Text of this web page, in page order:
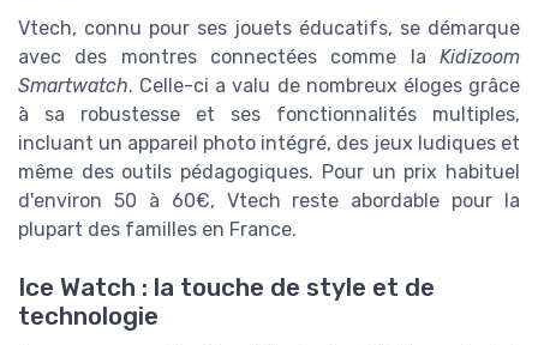
Vtech, connu pour ses jouets éducatifs, se démarque
avec des montres connectées comme la Kidizoom
Smartwatch. Celle-ci a valu de nombreux éloges grâce
à sa robustesse et ses fonctionnalités multiples,
incluant un appareil photo intégré, des jeux ludiques et
même des outils pédagogiques. Pour un prix habituel
d'environ 50 à 60€, Vtech reste abordable pour la
plupart des familles en France.
Ice Watch : la touche de style et de
technologie